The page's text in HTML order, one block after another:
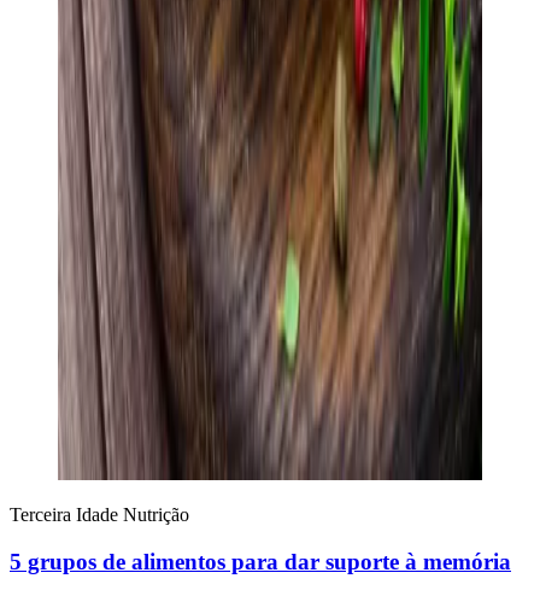
Terceira Idade Nutrição
5 grupos de alimentos para dar suporte à memória